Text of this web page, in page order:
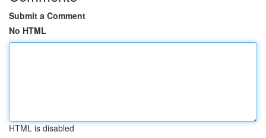
Submit a Comment
No HTML
HTML is disabled